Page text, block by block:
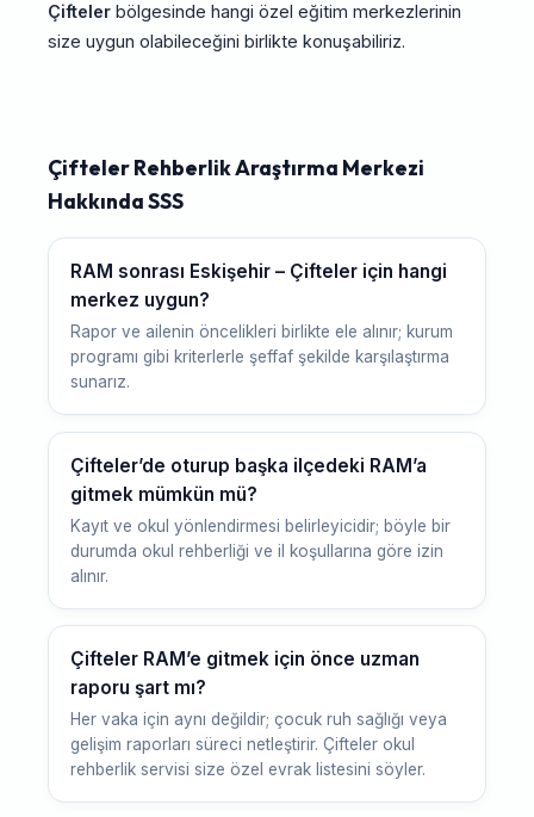
Çifteler bölgesinde hangi özel eğitim merkezlerinin
size uygun olabileceğini birlikte konuşabiliriz.
Çifteler Rehberlik Araştırma Merkezi
Hakkında SSS
RAM sonrası Eskişehir – Çifteler için hangi
merkez uygun?
Rapor ve ailenin öncelikleri birlikte ele alınır; kurum
programı gibi kriterlerle şeffaf şekilde karşılaştırma
sunarız.
Çifteler’de oturup başka ilçedeki RAM’a
gitmek mümkün mü?
Kayıt ve okul yönlendirmesi belirleyicidir; böyle bir
durumda okul rehberliği ve il koşullarına göre izin
alınır.
Çifteler RAM’e gitmek için önce uzman
raporu şart mı?
Her vaka için aynı değildir; çocuk ruh sağlığı veya
gelişim raporları süreci netleştirir. Çifteler okul
rehberlik servisi size özel evrak listesini söyler.